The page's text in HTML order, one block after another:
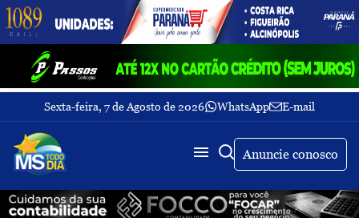
Sexta-feira, 7 de Agosto de 2026 WhatsApp E-mail
Fechar Menu
Últimas
notícias
Galeria
de
fotos
Anuncie conosco